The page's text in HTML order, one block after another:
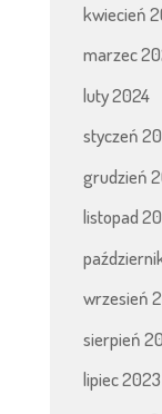
kwiecień
marzec
luty 2024
styczeń
grudzień
listopad
wrzesień
sierpień
lipiec 2023